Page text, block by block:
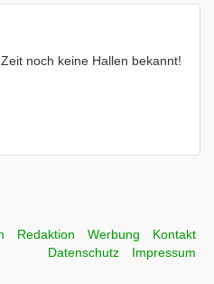
noch keine Hallen bekannt!
Redaktion Werbung
Kontakt
Datenschutz
Impressum